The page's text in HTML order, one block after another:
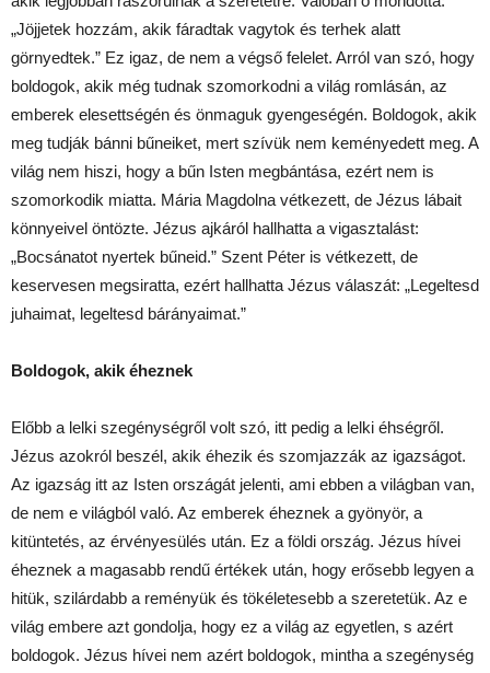
„Jöjjetek hozzám, akik fáradtak vagytok és terhek alatt
görnyedtek.” Ez igaz, de nem a végső felelet. Arról van szó, hogy
boldogok, akik még tudnak szomorkodni a világ romlásán, az
emberek elesettségén és önmaguk gyengeségén. Boldogok, akik
meg tudják bánni bűneiket, mert szívük nem keményedett meg. A
világ nem hiszi, hogy a bűn Isten megbántása, ezért nem is
szomorkodik miatta. Mária Magdolna vétkezett, de Jézus lábait
könnyeivel öntözte. Jézus ajkáról hallhatta a vigasztalást:
„Bocsánatot nyertek bűneid.” Szent Péter is vétkezett, de
keservesen megsiratta, ezért hallhatta Jézus válaszát: „Legeltesd
juhaimat, legeltesd bárányaimat.”
Boldogok, akik éheznek
Előbb a lelki szegénységről volt szó, itt pedig a lelki éhségről.
Jézus azokról beszél, akik éhezik és szomjazzák az igazságot.
Az igazság itt az Isten országát jelenti, ami ebben a világban van,
de nem e világból való. Az emberek éheznek a gyönyör, a
kitüntetés, az érvényesülés után. Ez a földi ország. Jézus hívei
éheznek a magasabb rendű értékek után, hogy erősebb legyen a
hitük, szilárdabb a reményük és tökéletesebb a szeretetük. Az e
világ embere azt gondolja, hogy ez a világ az egyetlen, s azért
boldogok. Jézus hívei nem azért boldogok, mintha a szegénység